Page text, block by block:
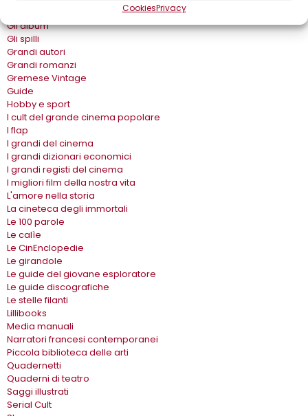
CookiesPrivacy
Gli album
Gli spilli
Grandi autori
Grandi romanzi
Gremese Vintage
Guide
Hobby e sport
I cult del grande cinema popolare
I flap
I grandi del cinema
I grandi dizionari economici
I grandi registi del cinema
I migliori film della nostra vita
L'amore nella storia
La cineteca degli immortali
Le 100 parole
Le calìe
Le CinEnclopedie
Le girandole
Le guide del giovane esploratore
Le guide discografiche
Le stelle filanti
Lillibooks
Media manuali
Narratori francesi contemporanei
Piccola biblioteca delle arti
Quadernetti
Quaderni di teatro
Saggi illustrati
Serial Cult